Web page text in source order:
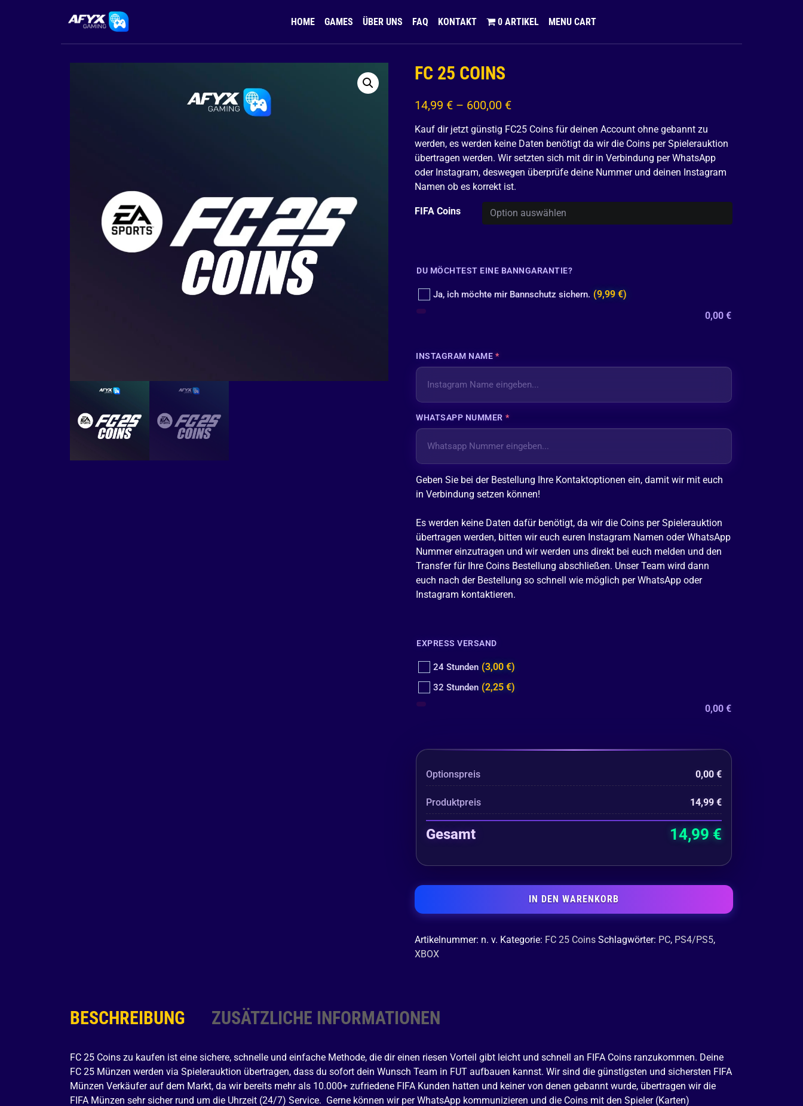
HOME GAMES ÜBER UNS FAQ KONTAKT 0 ARTIKEL MENU CART
FC 25 COINS
14,99 € – 600,00 €
Kauf dir jetzt günstig FC25 Coins für deinen Account ohne gebannt zu
werden, es werden keine Daten benötigt da wir die Coins per Spielerauktion
übertragen werden. Wir setzten sich mit dir in Verbindung per WhatsApp
oder Instagram, deswegen überprüfe deine Nummer und deinen Instagram
Namen ob es korrekt ist.
FIFA Coins
DU MÖCHTEST EINE BANNGARANTIE?
Ja, ich möchte mir Bannschutz sichern. (9,99 €)
0,00 €
INSTAGRAM NAME *
WHATSAPP NUMMER *
Geben Sie bei der Bestellung Ihre Kontaktoptionen ein, damit wir mit euch
in Verbindung setzen können!
Es werden keine Daten dafür benötigt, da wir die Coins per Spielerauktion
übertragen werden, bitten wir euch euren Instagram Namen oder WhatsApp
Nummer einzutragen und wir werden uns direkt bei euch melden und den
Transfer für Ihre Coins Bestellung abschließen. Unser Team wird dann
euch nach der Bestellung so schnell wie möglich per WhatsApp oder
Instagram kontaktieren.
EXPRESS VERSAND
24 Stunden (3,00 €)
32 Stunden (2,25 €)
0,00 €
Optionspreis 0,00 €
Produktpreis 14,99 €
Gesamt 14,99 €
IN DEN WARENKORB
Artikelnummer: n. v. Kategorie: FC 25 Coins Schlagwörter: PC, PS4/PS5,
XBOX
BESCHREIBUNG ZUSÄTZLICHE INFORMATIONEN
FC 25 Coins zu kaufen ist eine sichere, schnelle und einfache Methode, die dir einen riesen Vorteil gibt leicht und schnell an FIFA Coins ranzukommen. Deine
FC 25 Münzen werden via Spielerauktion übertragen, dass du sofort dein Wunsch Team in FUT aufbauen kannst. Wir sind die günstigsten und sichersten FIFA
Münzen Verkäufer auf dem Markt, da wir bereits mehr als 10.000+ zufriedene FIFA Kunden hatten und keiner von denen gebannt wurde, übertragen wir die
FIFA Münzen sehr sicher rund um die Uhrzeit (24/7) Service. Gerne können wir per WhatsApp kommunizieren und die Coins mit den Spieler (Karten)